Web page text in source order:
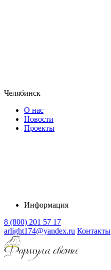
Челябинск
О нас
Новости
Проекты
Информация
8 (800) 201 57 17
arlight174@yandex.ru Контакты